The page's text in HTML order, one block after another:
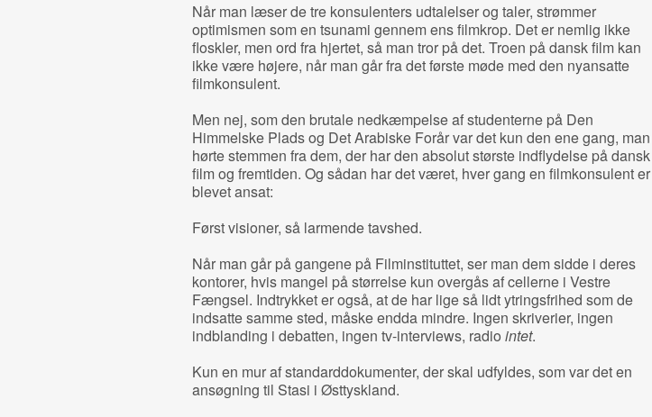
Når man læser de tre konsulenters udtalelser og taler, strømmer
optimismen som en tsunami gennem ens filmkrop. Det er nemlig ikke
floskler, men ord fra hjertet, så man tror på det. Troen på dansk film kan
ikke være højere, når man går fra det første møde med den nyansatte
filmkonsulent.
Men nej, som den brutale nedkæmpelse af studenterne på Den
Himmelske Plads og Det Arabiske Forår var det kun den ene gang, man
hørte stemmen fra dem, der har den absolut største indflydelse på dansk
film og fremtiden. Og sådan har det været, hver gang en filmkonsulent er
blevet ansat:
Først visioner, så larmende tavshed.
Når man går på gangene på Filminstituttet, ser man dem sidde i deres
kontorer, hvis mangel på størrelse kun overgås af cellerne i Vestre
Fængsel. Indtrykket er også, at de har lige så lidt ytringsfrihed som de
indsatte samme sted, måske endda mindre. Ingen skriverier, ingen
indblanding i debatten, ingen tv-interviews, radio intet.
Kun en mur af standarddokumenter, der skal udfyldes, som var det en
ansøgning til Stasi i Østtyskland.